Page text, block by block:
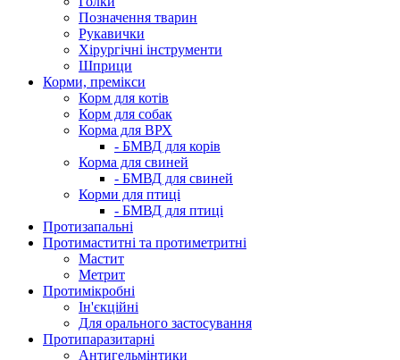
Позначення тварин
Рукавички
Хірургічні інструменти
Шприци
Корми, премікси
Корм для котів
Корм для собак
Корма для ВРХ
- БМВД для корів
Корма для свиней
- БМВД для свиней
Корми для птиці
- БМВД для птиці
Протизапальні
Протимаститні та протиметритні
Мастит
Метрит
Протимікробні
Ін'єкційні
Для орального застосування
Протипаразитарні
Антигельмінтики